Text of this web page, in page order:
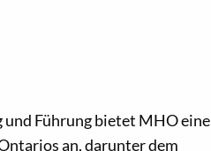
Führung bietet MHO eine
an, darunter dem